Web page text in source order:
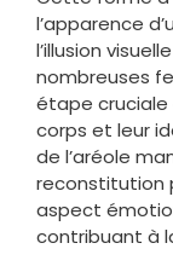
l’apparence
l’illusion
nombreuses
étape cruciale
corps et leur
de l’aréole
reconstitution
aspect
contribuant à